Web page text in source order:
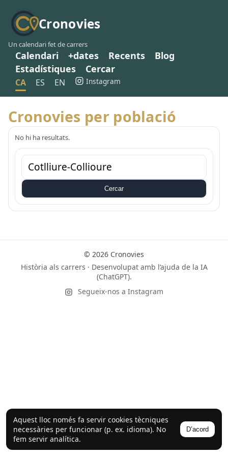
Cronovies
Un calendari fet de carrers
Calendari +dates Recents
Blog
Estadístiques
Cercar
CA ES EN Instagram
Aquest lloc només fa servir cookies tècniques
necessàries per funcionar (p. ex. idioma). No
fem servir analítica.
D’acord
Cronovies per població
No hi ha resultats.
Cercar
© 2026 Cronovies
Història als carrers · Desenvolupat amb l’ajuda de la IA
(ChatGPT).
Segueix-nos a Instagram